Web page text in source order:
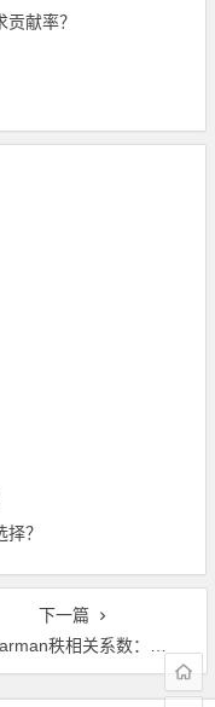
献率？
？
下一篇
秩相关系数：计算公式